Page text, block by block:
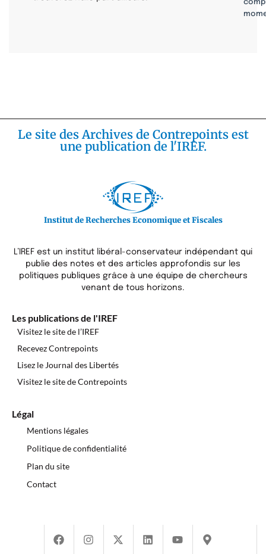
Le site des Archives de Contrepoints est
une publication de l'IREF.
Institut de Recherches Economique et Fiscales
L’IREF est un institut libéral-conservateur indépendant qui
publie des notes et des articles approfondis sur les
politiques publiques grâce à une équipe de chercheurs
venant de tous horizons.
Les publications de l'IREF
Visitez le site de l’IREF
Recevez Contrepoints
Lisez le Journal des Libertés
Visitez le site de Contrepoints
Légal
Mentions légales
Politique de confidentialité
Plan du site
Contact